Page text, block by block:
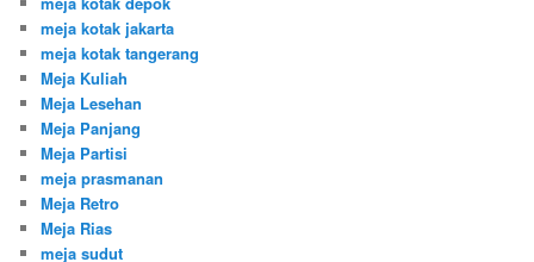
meja kotak jakarta
meja kotak tangerang
Meja Kuliah
Meja Lesehan
Meja Panjang
Meja Partisi
meja prasmanan
Meja Retro
Meja Rias
meja sudut